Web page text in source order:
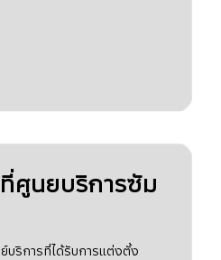
ศูนยบริการซัม
บริการที่ได้รับการแต่งตั้ง